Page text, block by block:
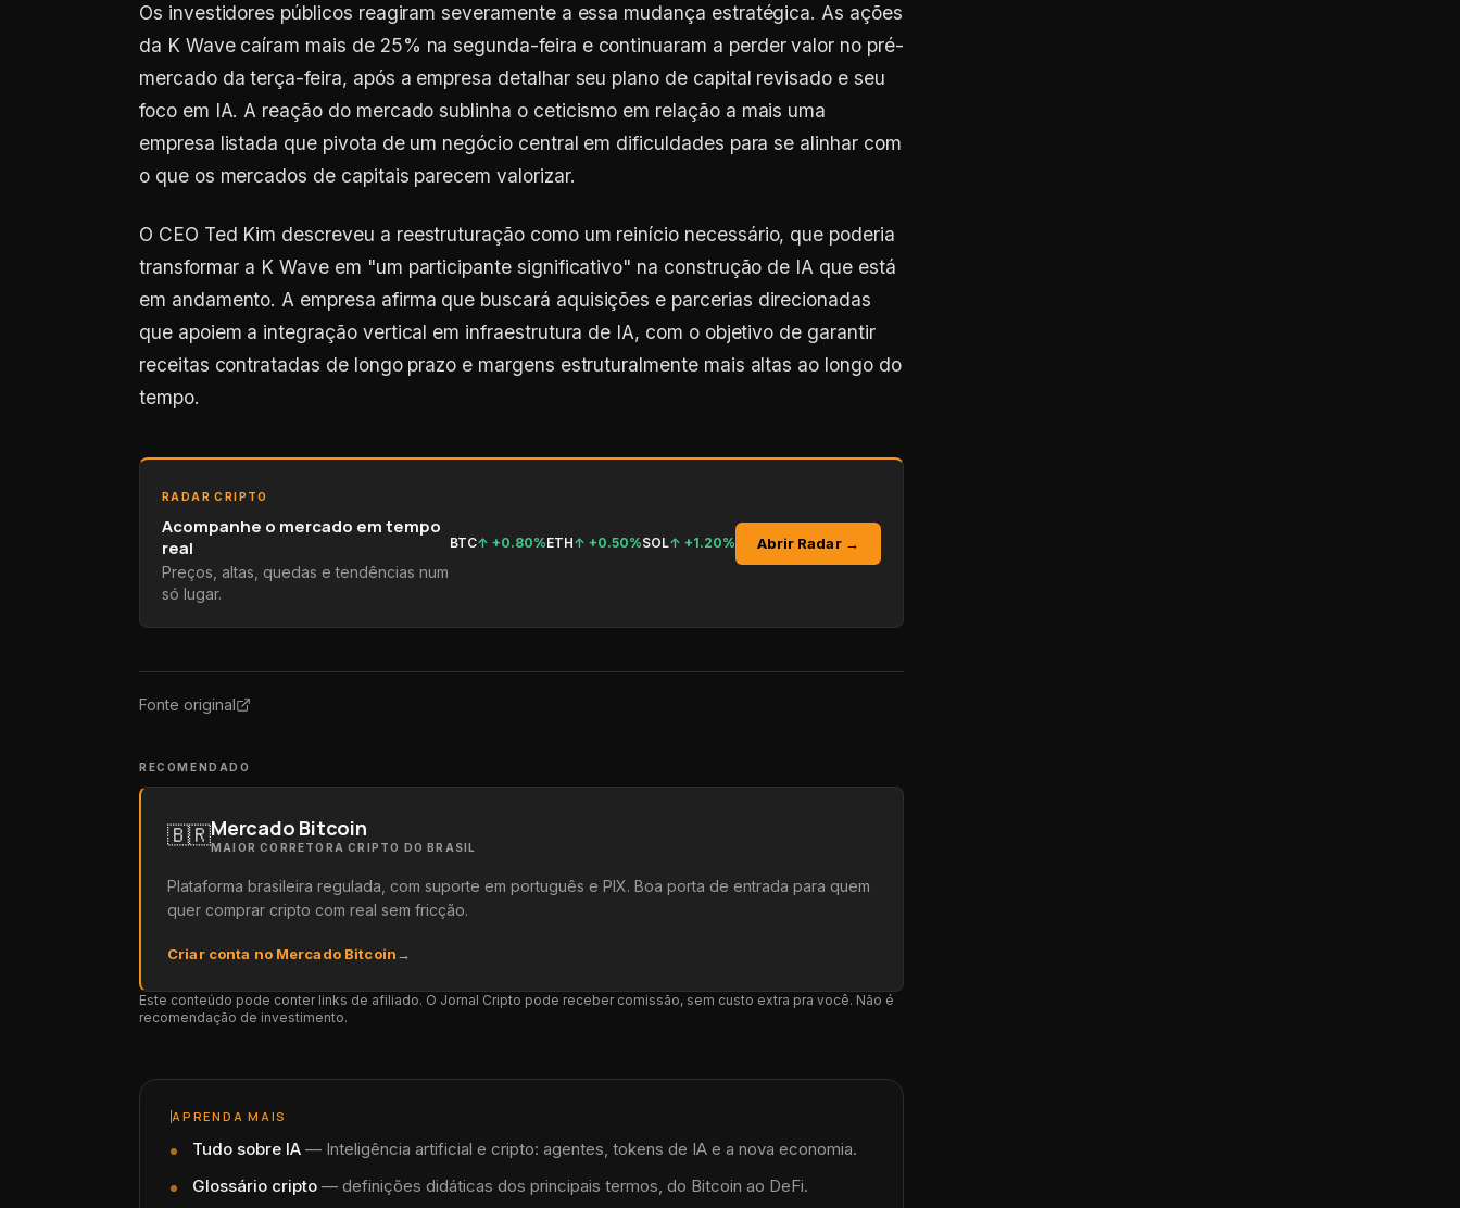
Os investidores públicos reagiram severamente a essa mudança estratégica. As ações
da K Wave caíram mais de 25% na segunda-feira e continuaram a perder valor no pré-
mercado da terça-feira, após a empresa detalhar seu plano de capital revisado e seu
foco em IA. A reação do mercado sublinha o ceticismo em relação a mais uma
empresa listada que pivota de um negócio central em dificuldades para se alinhar com
o que os mercados de capitais parecem valorizar.
O CEO Ted Kim descreveu a reestruturação como um reinício necessário, que poderia
transformar a K Wave em "um participante significativo" na construção de IA que está
em andamento. A empresa afirma que buscará aquisições e parcerias direcionadas
que apoiem a integração vertical em infraestrutura de IA, com o objetivo de garantir
receitas contratadas de longo prazo e margens estruturalmente mais altas ao longo do
tempo.
RADAR CRIPTO
Acompanhe o mercado em tempo
real
Preços, altas, quedas e tendências num
só lugar.
BTC↑ +0.80%ETH↑ +0.50%SOL↑ +1.20% Abrir Radar →
Fonte original
RECOMENDADO
🇧🇷Mercado Bitcoin
MAIOR CORRETORA CRIPTO DO BRASIL
Plataforma brasileira regulada, com suporte em português e PIX. Boa porta de entrada para quem
quer comprar cripto com real sem fricção.
Criar conta no Mercado Bitcoin→
Este conteúdo pode conter links de afiliado. O Jornal Cripto pode receber comissão, sem custo extra pra você. Não é
recomendação de investimento.
APRENDA MAIS
Tudo sobre IA — Inteligência artificial e cripto: agentes, tokens de IA e a nova economia.
Glossário cripto — definições didáticas dos principais termos, do Bitcoin ao DeFi.